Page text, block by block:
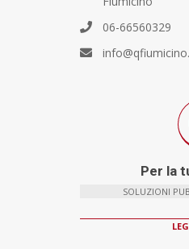
06-66560329
Per la
SOLUZIONI